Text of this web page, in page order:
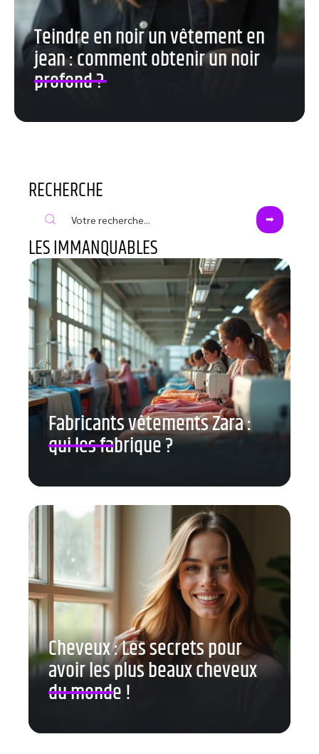
Teindre en noir un vêtement en
jean : comment obtenir un noir
profond ?
RECHERCHE
LES IMMANQUABLES
Fabricants vêtements Zara :
qui les fabrique ?
Cheveux : Les secrets pour
avoir les plus beaux cheveux
du monde !